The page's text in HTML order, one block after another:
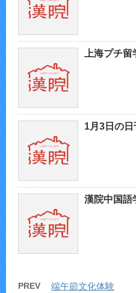
上海プチ
1月3日の
漢院中国
PREV 端午節文化体験